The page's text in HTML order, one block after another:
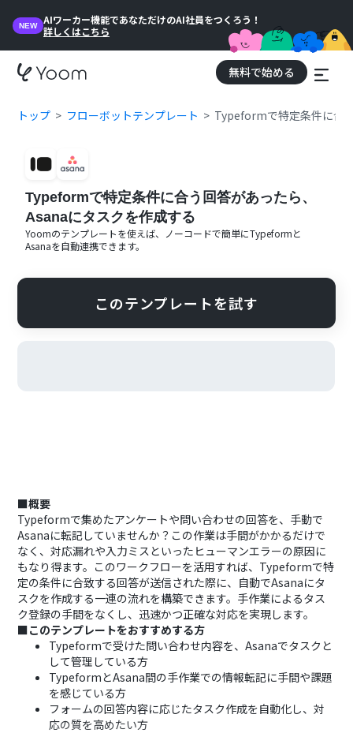
NEW
AIワーカー機能であなただけのAI社員をつくろう！
詳しくはこちら
無料で始める
トップ フローボットテンプレート Typeformで特定条件に合
Typeformで特定条件に合う回答があったら、
Asanaにタスクを作成する
Yoomのテンプレートを使えば、ノーコードで簡単にTypeformと
Asanaを自動連携できます。
このテンプレートを試す
■概要
Typeformで集めたアンケートや問い合わせの回答を、手動で
Asanaに転記していませんか？この作業は手間がかかるだけで
なく、対応漏れや入力ミスといったヒューマンエラーの原因に
もなり得ます。このワークフローを活用すれば、Typeformで特
定の条件に合致する回答が送信された際に、自動でAsanaにタ
スクを作成する一連の流れを構築できます。手作業によるタス
ク登録の手間をなくし、迅速かつ正確な対応を実現します。
■このテンプレートをおすすめする方
Typeformで受けた問い合わせ内容を、Asanaでタスクと
して管理している方
TypeformとAsana間の手作業での情報転記に手間や課題
を感じている方
フォームの回答内容に応じたタスク作成を自動化し、対
応の質を高めたい方